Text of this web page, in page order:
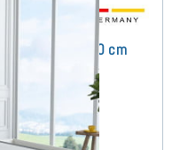
200x200 cm